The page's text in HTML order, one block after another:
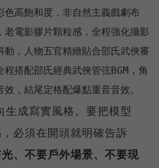
色高飽和度，非自然主義戲劇布
老電影膠片顆粒感，全程強化攝影
動，人物五官精緻貼合邵氏武俠審
搭配邵氏經典武俠管弦BGM，角
成寫實風格。要把模型
必須在開頭就明確告訴
、不要戶外場景、不要現